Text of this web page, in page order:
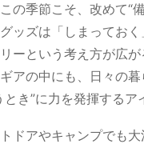
の季節こそ、改めて“
ッズは「しまってお
ーという考え方が広が
アの中にも、日々の
とき”に力を発揮するア
ドアやキャンプでも大